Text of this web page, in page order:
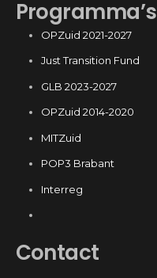
Programma’s
OPZuid 2021-2027
Just Transition Fund
GLB 2023-2027
OPZuid 2014-2020
MITZuid
POP3 Brabant
Interreg
Contact